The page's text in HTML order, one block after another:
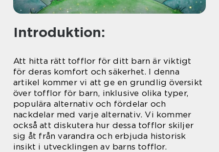
Introduktion:
Att hitta rätt tofflor för ditt barn är viktigt
för deras komfort och säkerhet. I denna
artikel kommer vi att ge en grundlig översikt
över tofflor för barn, inklusive olika typer,
populära alternativ och fördelar och
nackdelar med varje alternativ. Vi kommer
också att diskutera hur dessa tofflor skiljer
sig åt från varandra och erbjuda historisk
insikt i utvecklingen av barns tofflor.